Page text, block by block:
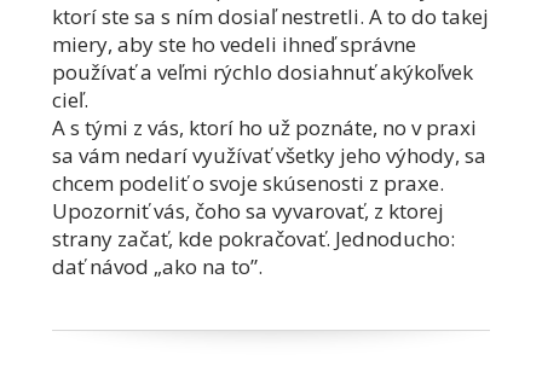
ktorí ste sa s ním dosiaľ nestretli. A to do takej
miery, aby ste ho vedeli ihneď správne
používať a veľmi rýchlo dosiahnuť akýkoľvek
cieľ.
A s tými z vás, ktorí ho už poznáte, no v praxi
sa vám nedarí využívať všetky jeho výhody, sa
chcem podeliť o svoje skúsenosti z praxe.
Upozorniť vás, čoho sa vyvarovať, z ktorej
strany začať, kde pokračovať. Jednoducho:
dať návod „ako na to”.